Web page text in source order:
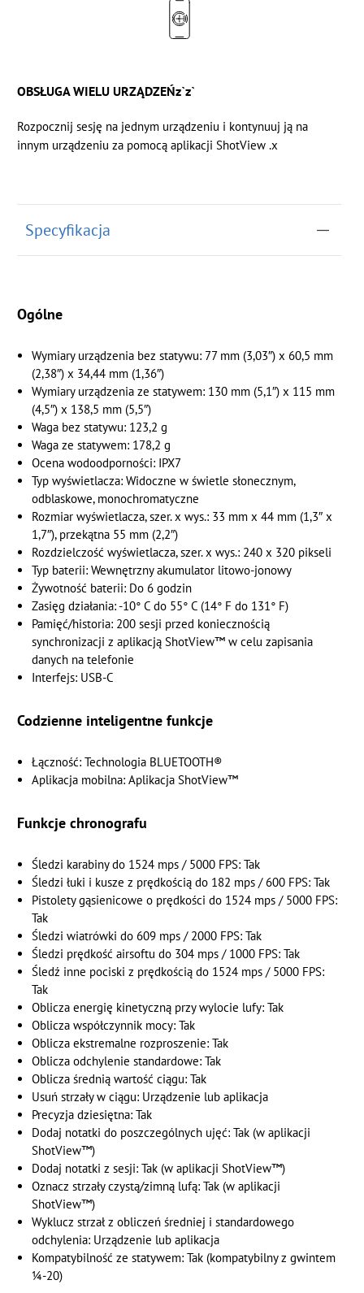
OBSŁUGA WIELU URZĄDZEŃz`z`
Rozpocznij sesję na jednym urządzeniu i kontynuuj ją na
innym urządzeniu za pomocą aplikacji ShotView .x
Specyfikacja
Ogólne
Wymiary urządzenia bez statywu: 77 mm (3,03″) x 60,5 mm
(2,38″) x 34,44 mm (1,36″)
Wymiary urządzenia ze statywem: 130 mm (5,1″) x 115 mm
(4,5″) x 138,5 mm (5,5″)
Waga bez statywu: 123,2 g
Waga ze statywem: 178,2 g
Ocena wodoodporności: IPX7
Typ wyświetlacza: Widoczne w świetle słonecznym,
odblaskowe, monochromatyczne
Rozmiar wyświetlacza, szer. x wys.: 33 mm x 44 mm (1,3″ x
1,7″), przekątna 55 mm (2,2″)
Rozdzielczość wyświetlacza, szer. x wys.: 240 x 320 pikseli
Typ baterii: Wewnętrzny akumulator litowo-jonowy
Żywotność baterii: Do 6 godzin
Zasięg działania: -10° C do 55° C (14° F do 131° F)
Pamięć/historia: 200 sesji przed koniecznością
synchronizacji z aplikacją ShotView™ w celu zapisania
danych na telefonie
Interfejs: USB-C
Codzienne inteligentne funkcje
Łączność: Technologia BLUETOOTH®
Aplikacja mobilna: Aplikacja ShotView™
Funkcje chronografu
Śledzi karabiny do 1524 mps / 5000 FPS: Tak
Śledzi łuki i kusze z prędkością do 182 mps / 600 FPS: Tak
Pistolety gąsienicowe o prędkości do 1524 mps / 5000 FPS:
Tak
Śledzi wiatrówki do 609 mps / 2000 FPS: Tak
Śledzi prędkość airsoftu do 304 mps / 1000 FPS: Tak
Śledź inne pociski z prędkością do 1524 mps / 5000 FPS:
Tak
Oblicza energię kinetyczną przy wylocie lufy: Tak
Oblicza współczynnik mocy: Tak
Oblicza ekstremalne rozproszenie: Tak
Oblicza odchylenie standardowe: Tak
Oblicza średnią wartość ciągu: Tak
Usuń strzały w ciągu: Urządzenie lub aplikacja
Precyzja dziesiętna: Tak
Dodaj notatki do poszczególnych ujęć: Tak (w aplikacji
ShotView™)
Dodaj notatki z sesji: Tak (w aplikacji ShotView™)
Oznacz strzały czystą/zimną lufą: Tak (w aplikacji
ShotView™)
Wyklucz strzał z obliczeń średniej i standardowego
odchylenia: Urządzenie lub aplikacja
Kompatybilność ze statywem: Tak (kompatybilny z gwintem
¼-20)